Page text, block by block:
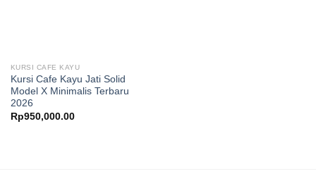
KURSI CAFE KAYU
Kursi Cafe Kayu Jati Solid
Model X Minimalis Terbaru
2026
Rp950,000.00